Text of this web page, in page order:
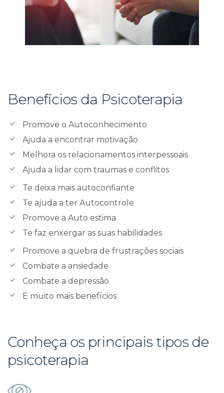
Benefícios da Psicoterapia
Promove o Autoconhecimento
Ajuda a encontrar motivação
Melhora os relacionamentos interpessoais
Ajuda a lidar com traumas e conflitos
Te deixa mais autoconfiante
Te ajuda a ter Autocontrole
Promove a Auto estima
Te faz enxergar as suas habilidades
Promove a quebra de frustrações sociais
Combate a ansiedade
Combate a depressão
E muito mais benefícios
Conheça os principais tipos de
psicoterapia